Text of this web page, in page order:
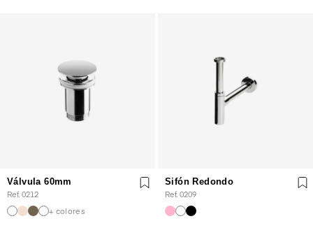
Válvula 60mm
Ref. 0212
+ colores
Sifón Redondo
Ref. 0209